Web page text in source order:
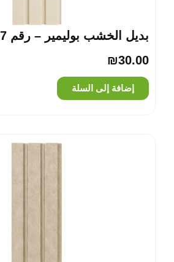
بديل الخشب بوليمير – رقم R01-17
₪30.00
إضافة إلى السلة